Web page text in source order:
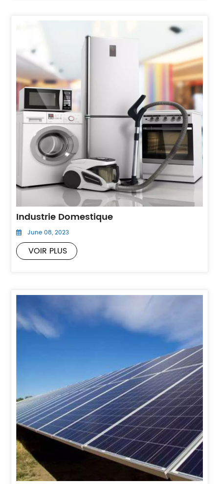
Industrie Domestique
June 08, 2023
VOIR PLUS